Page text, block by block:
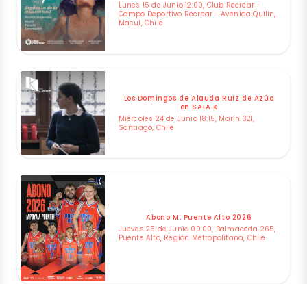
Lunes 15 de Junio 12:00, Club Recrear -
Campo Deportivo Recrear - Avenida Quilin,
Macul, Chile
Los Domingos de Alauda Ruiz de Azúa
en SALA K
Miércoles 24 de Junio 18:15, Marín 321,
Santiago, Chile
Abono M. Puente Alto 2026
Jueves 25 de Junio 00:00, Balmaceda 265,
Puente Alto, Región Metropolitana, Chile